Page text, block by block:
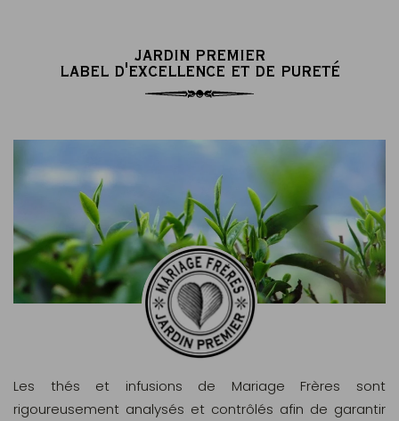
JARDIN PREMIER
LABEL D'EXCELLENCE ET DE PURETÉ
Les thés et infusions de Mariage Frères sont
rigoureusement analysés et contrôlés afin de garantir